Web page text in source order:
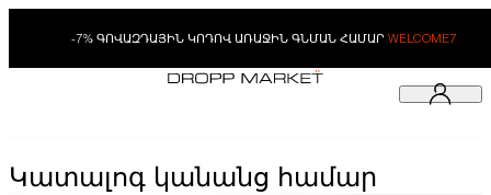
-7% ԳՈՎԱԶԴԱՅԻՆ ԿՈԴՈՎ ԱՌԱՋԻՆ ԳՆՄԱՆ ՀԱՄԱՐ WELCOME7
Կատալոգ կանանց համար